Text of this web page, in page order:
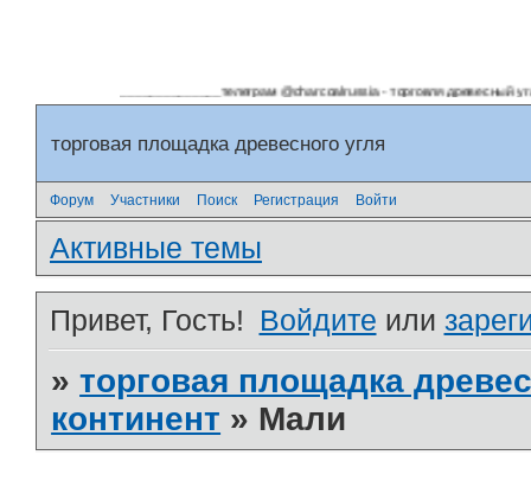
______________телеграм @charcoalrussia - торговля древесный
торговая площадка древесного угля
Форум Участники Поиск Регистрация Войти
Активные темы
Привет, Гость! Войдите или
»торговая площадка
континент » Мали